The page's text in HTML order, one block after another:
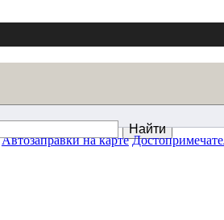
Автозаправки на карте